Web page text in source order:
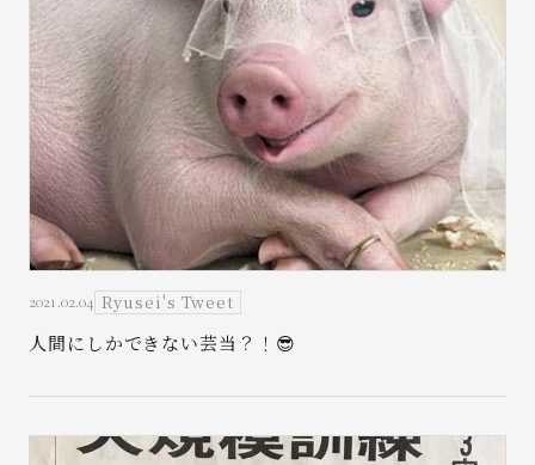
2021.02.04 Ryusei's Tweet
人間にしかできない芸当？！😎